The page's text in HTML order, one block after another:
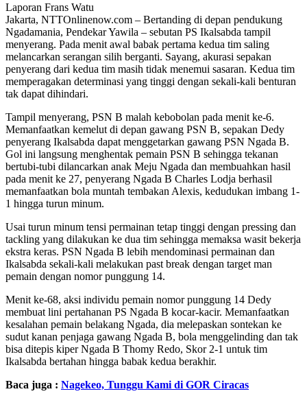
Laporan Frans Watu
Jakarta, NTTOnlinenow.com – Bertanding di depan pendukung
Ngadamania, Pendekar Yawila – sebutan PS Ikalsabda tampil
menyerang. Pada menit awal babak pertama kedua tim saling
melancarkan serangan silih berganti. Sayang, akurasi sepakan
penyerang dari kedua tim masih tidak menemui sasaran. Kedua tim
memperagakan determinasi yang tinggi dengan sekali-kali benturan
tak dapat dihindari.
Tampil menyerang, PSN B malah kebobolan pada menit ke-6.
Memanfaatkan kemelut di depan gawang PSN B, sepakan Dedy
penyerang Ikalsabda dapat menggetarkan gawang PSN Ngada B.
Gol ini langsung menghentak pemain PSN B sehingga tekanan
bertubi-tubi dilancarkan anak Meju Ngada dan membuahkan hasil
pada menit ke 27, penyerang Ngada B Charles Lodja berhasil
memanfaatkan bola muntah tembakan Alexis, kedudukan imbang 1-
1 hingga turun minum.
Usai turun minum tensi permainan tetap tinggi dengan pressing dan
tackling yang dilakukan ke dua tim sehingga memaksa wasit bekerja
ekstra keras. PSN Ngada B lebih mendominasi permainan dan
Ikalsabda sekali-kali melakukan past break dengan target man
pemain dengan nomor punggung 14.
Menit ke-68, aksi individu pemain nomor punggung 14 Dedy
membuat lini pertahanan PS Ngada B kocar-kacir. Memanfaatkan
kesalahan pemain belakang Ngada, dia melepaskan sontekan ke
sudut kanan penjaga gawang Ngada B, bola menggelinding dan tak
bisa ditepis kiper Ngada B Thomy Redo, Skor 2-1 untuk tim
Ikalsabda bertahan hingga babak kedua berakhir.
Baca juga : Nagekeo, Tunggu Kami di GOR Ciracas